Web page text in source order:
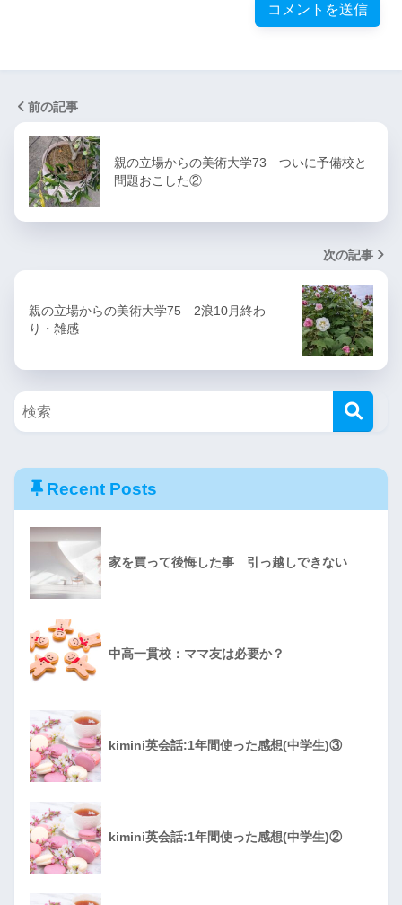
前の記事
親の立場からの美術大学73 ついに予備校と
問題おこした②
次の記事
親の立場からの美術大学75 2浪10月終わ
り・雑感
Recent Posts
家を買って後悔した事 引っ越しできない
中高一貫校：ママ友は必要か？
kimini英会話:1年間使った感想(中学生)③
kimini英会話:1年間使った感想(中学生)②